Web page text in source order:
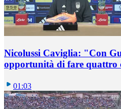
Nicolussi Caviglia: "Con
opportunità di fare quattro
01:03